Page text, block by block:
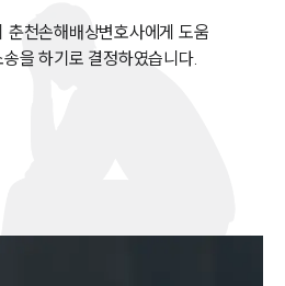
춘천손해배상변호사에게 도움
을 하기로 결정하였습니다.